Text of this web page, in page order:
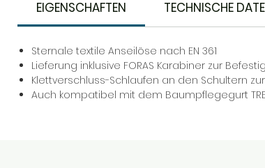
EIGENSCHAFTEN TECHNISCHE
Sternale textile Anseilöse nach EN 361
Lieferung inklusive FORAS Karabiner zur
Klettverschluss-Schlaufen an den Schultern
Auch kompatibel mit dem Baumpflegegurt